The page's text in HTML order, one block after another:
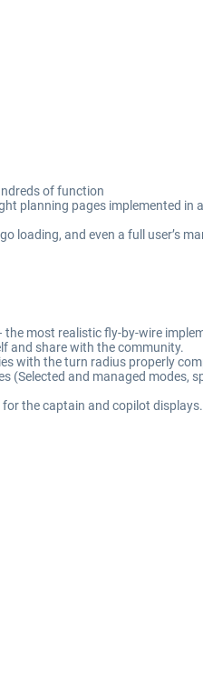
of function
planning pages implemented in
loading, and even a full user’s
the most realistic fly-by-wire
and share with the community.
with the turn radius properly
and managed modes,
the captain and copilot displays.